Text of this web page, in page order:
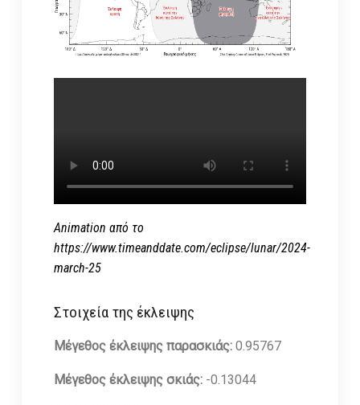
Animation από το
https://www.timeanddate.com/eclipse/lunar/2024-
march-25
Στοιχεία της έκλειψης
Μέγεθος έκλειψης παρασκιάς:0.95767
Μέγεθος έκλειψης σκιάς:-0.13044